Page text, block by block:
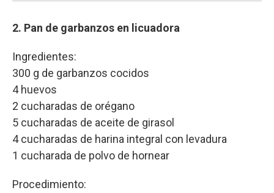
2. Pan de garbanzos en licuadora
Ingredientes:
300 g de garbanzos cocidos
4 huevos
2 cucharadas de orégano
5 cucharadas de aceite de girasol
4 cucharadas de harina integral con levadura
1 cucharada de polvo de hornear
Procedimiento: